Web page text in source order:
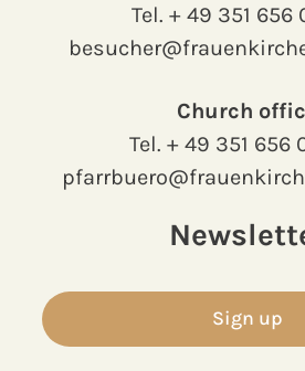
Tel. + 49 351 656
Church
Tel. + 49 351 656
Sign up